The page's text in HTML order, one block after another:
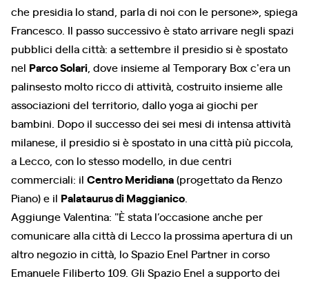
che presidia lo stand, parla di noi con le persone», spiega
Francesco. Il passo successivo è stato arrivare negli spazi
pubblici della città: a settembre il presidio si è spostato
nel Parco Solari , dove insieme al Temporary Box c'era un
palinsesto molto ricco di attività, costruito insieme alle
associazioni del territorio, dallo yoga ai giochi per
bambini. Dopo il successo dei sei mesi di intensa attività
milanese, il presidio si è spostato in una città più piccola,
a Lecco, con lo stesso modello, in due centri
commerciali: il Centro Meridiana(progettato da Renzo
Piano) e il Palataurus di Maggianico
Aggiunge Valentina: "È stata l’occasione anche per
comunicare alla città di Lecco la prossima apertura di un
altro negozio in città, lo Spazio Enel Partner in corso
Emanuele Filiberto 109. Gli Spazio Enel a supporto dei